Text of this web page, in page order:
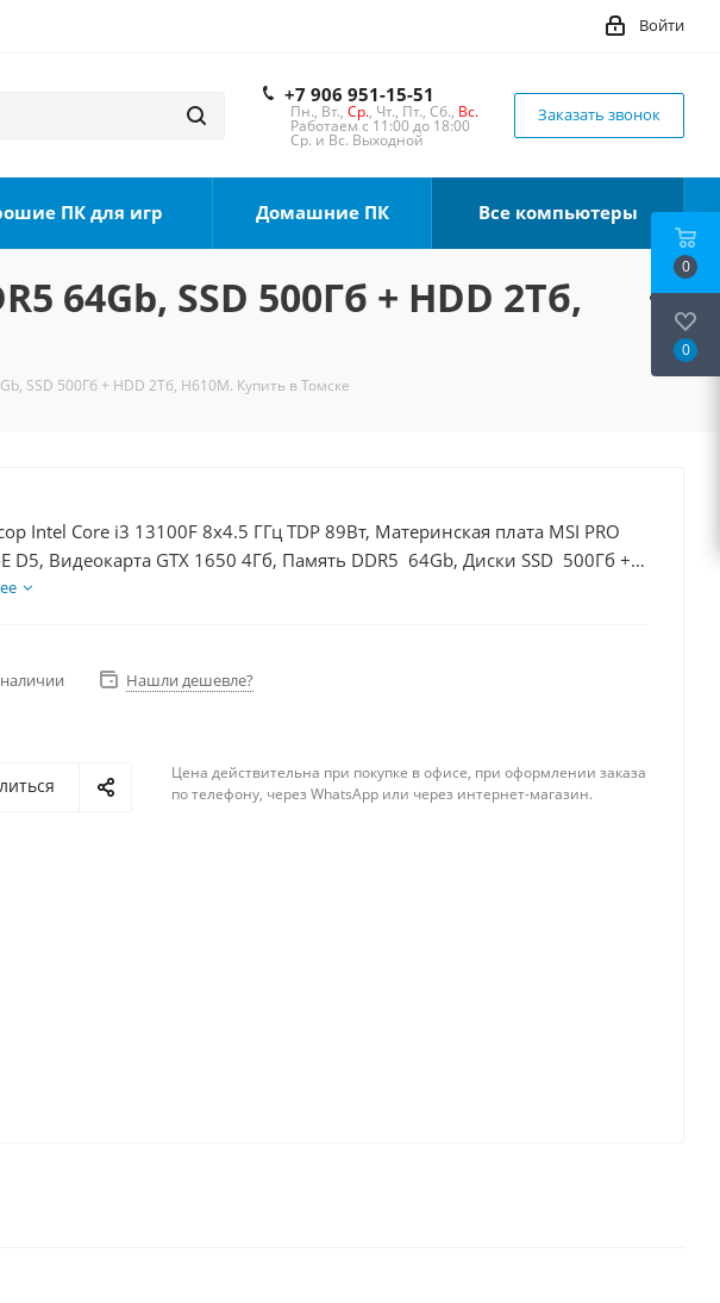
Войти
+7 906 951-15-51
Пн., Вт., Ср., Чт., Пт., Сб., Вс.
Работаем с 11:00 до 18:00
Ср. и Вс. Выходной
Заказать звонок
ПК для игр Домашние ПК Все компьютеры
64Gb, SSD 500Гб + HDD 2Тб,
SSD 500Гб + HDD 2Тб, H610M. Купить в Томске
Intel Core i3 13100F 8x4.5 ГГц TDP 89Вт, Материнская плата MSI PRO
D5, Видеокарта GTX 1650 4Гб, Память DDR5 64Gb, Диски SSD 500Гб +
БП 500Вт
Нашли дешевле?
Цена действительна при покупке в офисе, при оформлении заказа
по телефону, через WhatsApp или через интернет-магазин.
0
0